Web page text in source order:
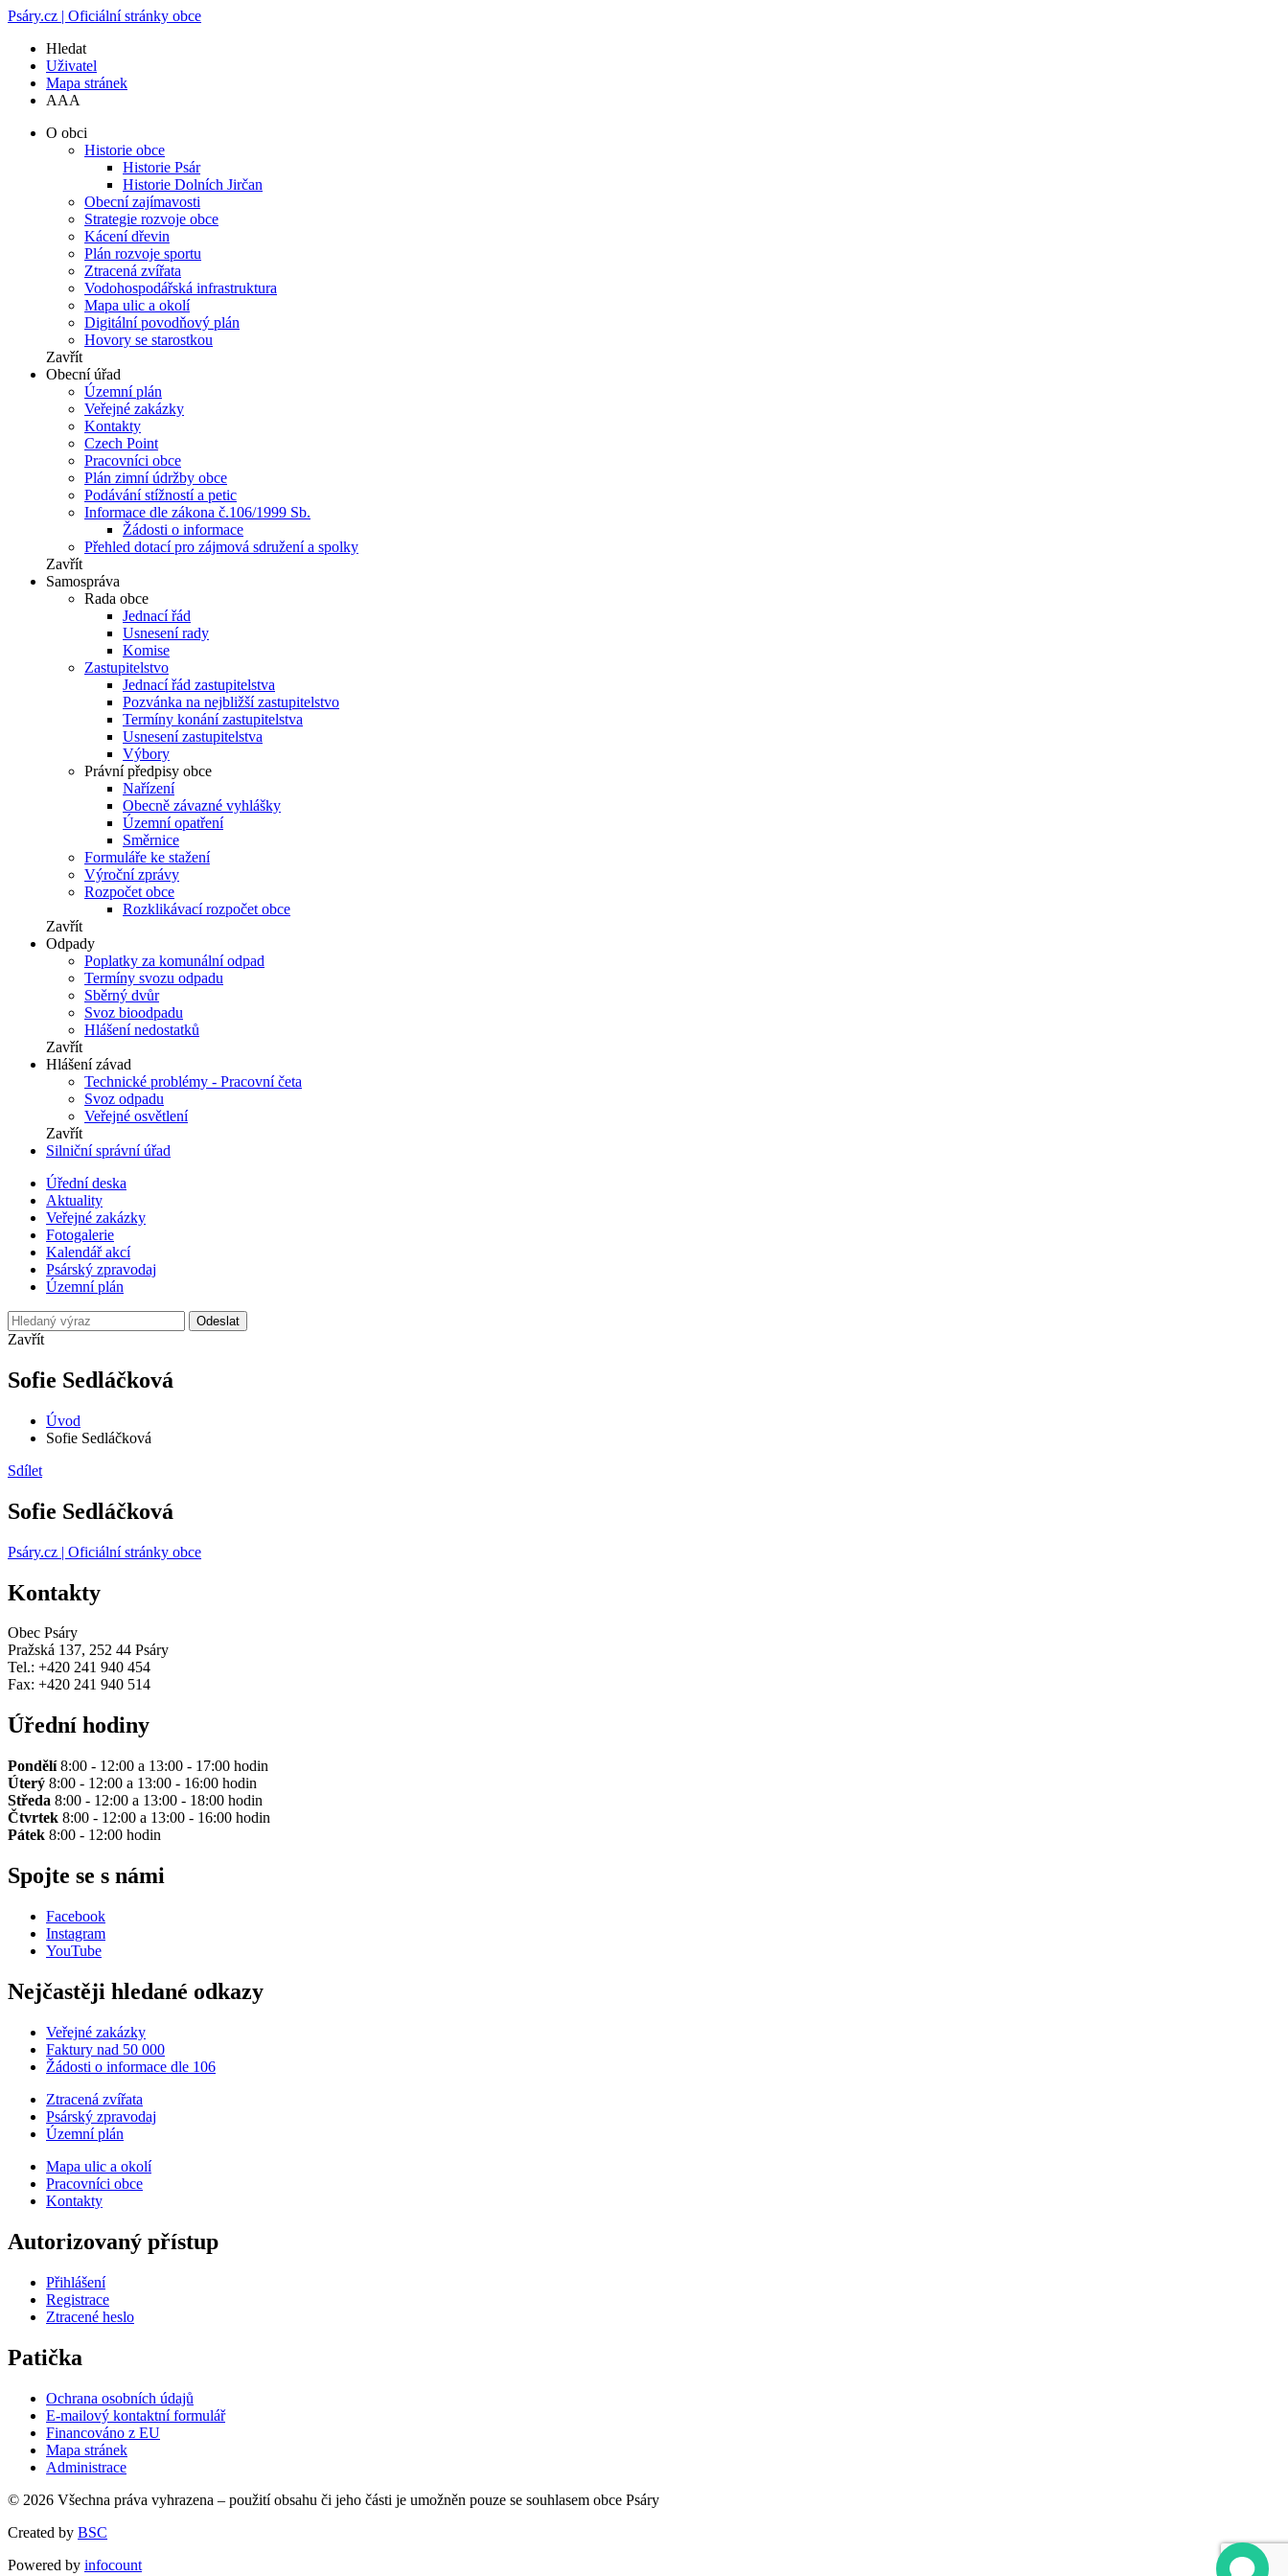
Psáry.cz | Oficiální stránky obce
Hledat
Uživatel
Mapa stránek
AAA
O obci
Historie obce
Historie Psár
Historie Dolních Jirčan
Obecní zajímavosti
Strategie rozvoje obce
Kácení dřevin
Plán rozvoje sportu
Ztracená zvířata
Vodohospodářská infrastruktura
Mapa ulic a okolí
Digitální povodňový plán
Hovory se starostkou
Zavřít
Obecní úřad
Územní plán
Veřejné zakázky
Kontakty
Czech Point
Pracovníci obce
Plán zimní údržby obce
Podávání stížností a petic
Informace dle zákona č.106/1999 Sb.
Žádosti o informace
Přehled dotací pro zájmová sdružení a spolky
Zavřít
Samospráva
Rada obce
Jednací řád
Usnesení rady
Komise
Zastupitelstvo
Jednací řád zastupitelstva
Pozvánka na nejbližší zastupitelstvo
Termíny konání zastupitelstva
Usnesení zastupitelstva
Výbory
Právní předpisy obce
Nařízení
Obecně závazné vyhlášky
Územní opatření
Směrnice
Formuláře ke stažení
Výroční zprávy
Rozpočet obce
Rozklikávací rozpočet obce
Zavřít
Odpady
Poplatky za komunální odpad
Termíny svozu odpadu
Sběrný dvůr
Svoz bioodpadu
Hlášení nedostatků
Zavřít
Hlášení závad
Technické problémy - Pracovní četa
Svoz odpadu
Veřejné osvětlení
Zavřít
Silniční správní úřad
Úřední deska
Aktuality
Veřejné zakázky
Fotogalerie
Kalendář akcí
Psárský zpravodaj
Územní plán
Odeslat
Zavřít
Sofie Sedláčková
Úvod
Sofie Sedláčková
Sdílet
Sofie Sedláčková
Psáry.cz | Oficiální stránky obce
Kontakty
Obec Psáry
Pražská 137, 252 44 Psáry
Tel.: +420 241 940 454
Fax: +420 241 940 514
Úřední hodiny
Pondělí8:00 - 12:00 a 13:00 - 17:00 hodin
Úterý 8:00 - 12:00 a 13:00 - 16:00 hodin
Středa 8:00 - 12:00 a 13:00 - 18:00 hodin
Čtvrtek 8:00 - 12:00 a 13:00 - 16:00 hodin
Pátek 8:00 - 12:00 hodin
Spojte se s námi
Facebook
Instagram
YouTube
Nejčastěji hledané odkazy
Veřejné zakázky
Faktury nad 50 000
Žádosti o informace dle 106
Ztracená zvířata
Psárský zpravodaj
Územní plán
Mapa ulic a okolí
Pracovníci obce
Kontakty
Autorizovaný přístup
Přihlášení
Registrace
Ztracené heslo
Patička
Ochrana osobních údajů
E-mailový kontaktní formulář
Financováno z EU
Mapa stránek
Administrace
© 2026 Všechna práva vyhrazena – použití obsahu či jeho části je umožněn pouze se souhlasem obce Psáry
Created by BSC
Powered by infocount